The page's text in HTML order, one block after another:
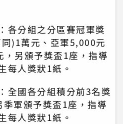
各分組之分區賽冠軍獎
)1萬元、亞軍5,000元
，另頒予獎盃1座，指導
每人獎狀1紙。
全國各分組積分前3名獎
軍頒予獎盃1座，指導
每人獎狀1紙。